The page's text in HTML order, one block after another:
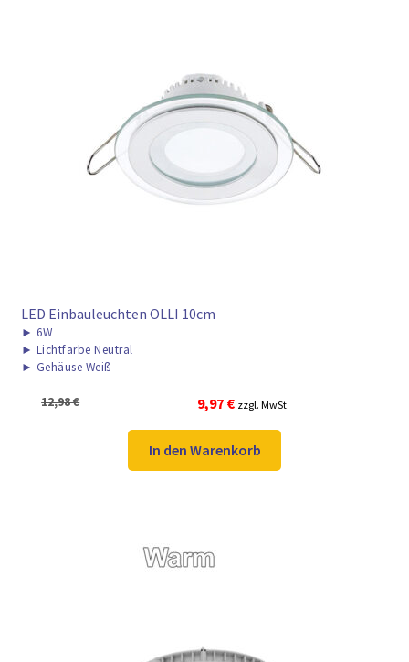
LED Einbauleuchten OLLI 10cm
► 6W
► Lichtfarbe Neutral
► Gehäuse Weiß
12,98€
Ursprünglicher
war:
12,98 €
9,97 €Aktueller
ist:
9,97 €.
zzgl. MwSt.
In den Warenkorb